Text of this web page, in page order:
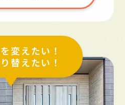
変えたい！
替えたい！